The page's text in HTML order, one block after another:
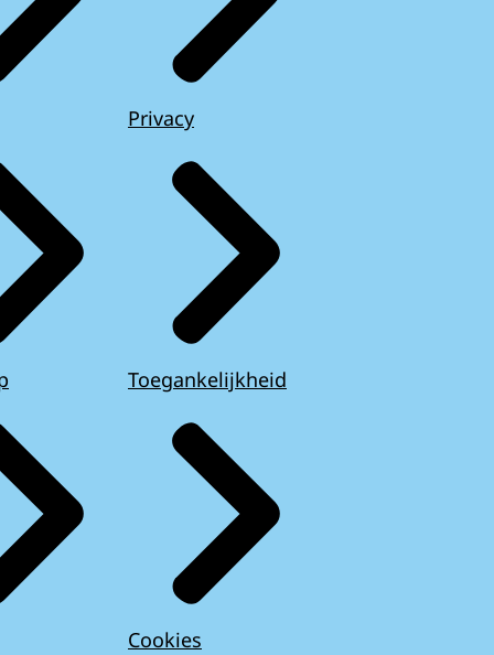
Privacy
Toegankelijkheid
Cookies